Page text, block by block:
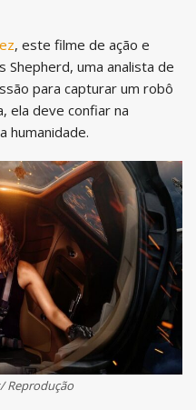
, este filme de ação e
Shepherd, uma analista de
para capturar um robô
ela deve confiar na
humanidade.
Reprodução